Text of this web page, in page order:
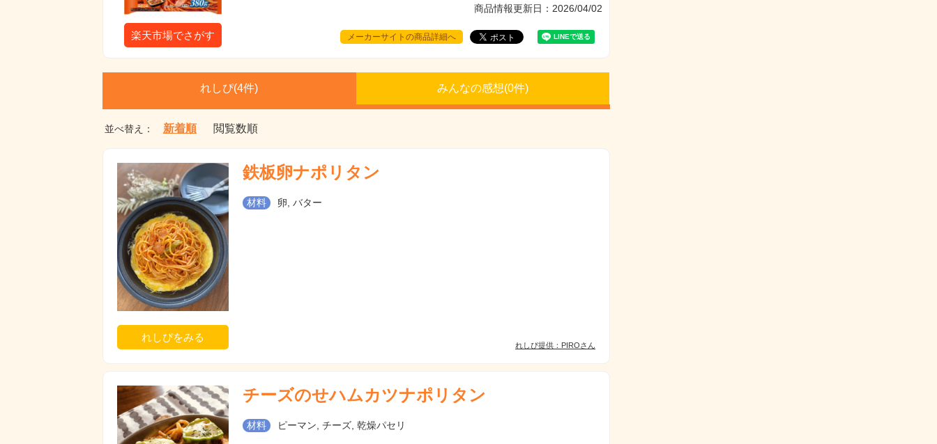
楽天市場でさがす
商品情報更新日：2026/04/02
メーカーサイトの商品詳細へ
れしぴ(4件) みんなの感想(0件)
並べ替え： 新着順 閲覧数順
れしぴをみる
鉄板卵ナポリタン
材料 卵, バター
れしぴ提供：PIROさん
チーズのせハムカツナポリタン
材料 ピーマン, チーズ, 乾燥パセリ